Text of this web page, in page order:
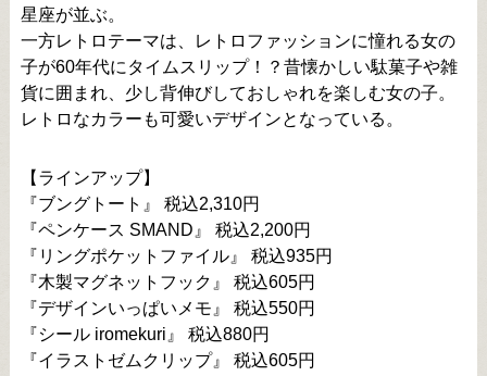
星座が並ぶ。
一方レトロテーマは、レトロファッションに憧れる女の
子が60年代にタイムスリップ！？昔懐かしい駄菓子や雑
貨に囲まれ、少し背伸びしておしゃれを楽しむ女の子。
レトロなカラーも可愛いデザインとなっている。
【ラインアップ】
『ブングトート』 税込2,310円
『ペンケース SMAND』 税込2,200円
『リングポケットファイル』 税込935円
『木製マグネットフック』 税込605円
『デザインいっぱいメモ』 税込550円
『シール iromekuri』 税込880円
『イラストゼムクリップ』 税込605円